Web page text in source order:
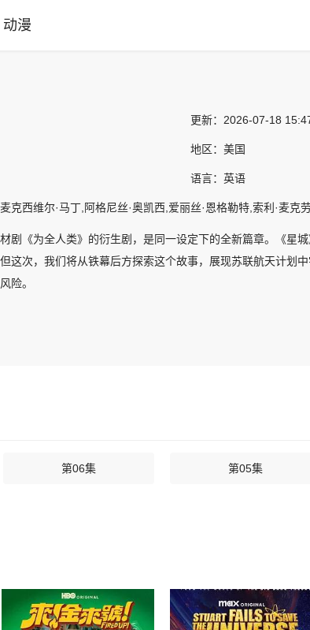
动漫
更新： 2026-07-18
地区： 美国
语言： 英语
克西维尔·马丁,阿格尼丝·奥凯西,爱丽丝·恩格勒特,索利·麦
剧《为全人类》的衍生剧，是同一设定下的全新篇章。《
这次，我们将从铁幕后方探索这个故事，展现苏联航天计划
险。
第06集 第05集